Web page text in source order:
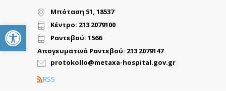
Ανοίξτε τη γραμμή εργαλείων
Μπόταση 51, 18537
Κέντρο: 213 2079100
Ραντεβού: 1566
Απογευματινά Ραντεβού: 213 2079147
protokollo@metaxa-hospital.gov.gr
RSS